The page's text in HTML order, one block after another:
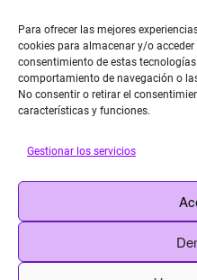
Para ofrecer las mejores
cookies para almacenar y/o
consentimiento de estas
comportamiento de navegación o
No consentir o retirar el
características y funciones.
Gestionar los servicios
©AsunAdá ​Gracias.